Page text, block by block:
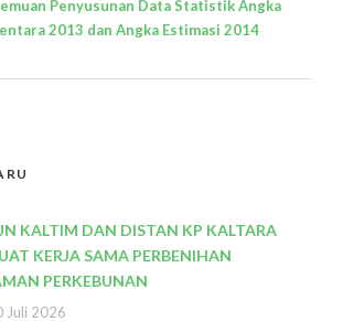
Penyusunan Data Statistik Angka
2013 dan Angka Estimasi 2014
KALTIM DAN DISTAN KP KALTARA
KERJA SAMA PERBENIHAN
PERKEBUNAN
Juli 2026